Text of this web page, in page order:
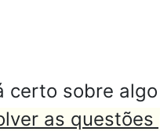
certo sobre
as